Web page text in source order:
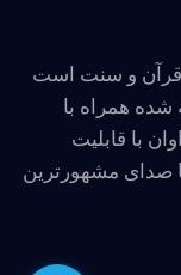
و سنت است
شده همراه با
با قابلیت
صدای مشهورترین